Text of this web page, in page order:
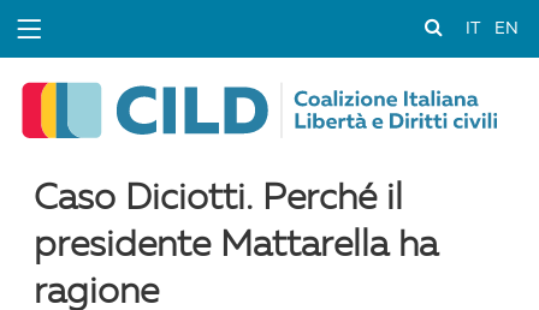
EN
Caso Diciotti. Perché il
presidente Mattarella ha
ragione